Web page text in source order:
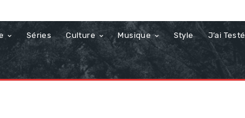
Séries Culture Musique Style J’ai Testé